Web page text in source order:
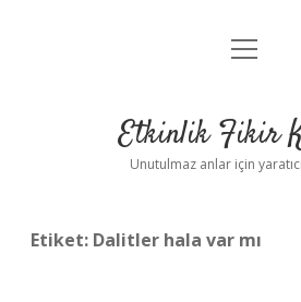
Anasayfa
Yasal Uyarı
menüyü
Etkinlik Fikir
Unutulmaz anlar için
Etiket: Dalitler hala var mı